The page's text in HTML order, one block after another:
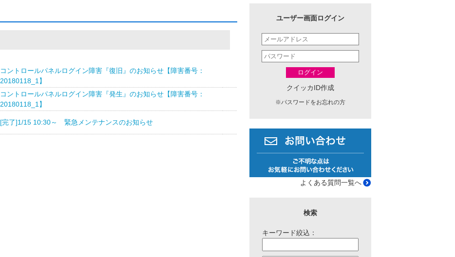
コントロールパネルログイン障害『復旧』のお知らせ【障害番号：
20180118_1】
コントロールパネルログイン障害『発生』のお知らせ【障害番号：
20180118_1】
[完了]1/15 10:30～ 緊急メンテナンスのお知らせ
ユーザー画面ログイン
ログイン
クイッカID作成
※パスワードをお忘れの方
よくある質問一覧へ
検索
キーワード絞込：